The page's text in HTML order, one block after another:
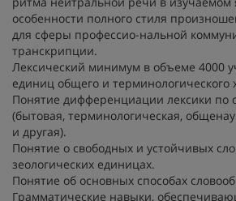
особенности полного стиля
для сферы профессио-нальной
транскрипции.
Лексический минимум в объеме 4000
единиц общего и терминологического
Понятие дифференциации лексики по
(бытовая, терминологическая,
и другая).
Понятие о свободных и устойчивых
зеологических единицах.
Понятие об основных способах
Грамматические навыки,